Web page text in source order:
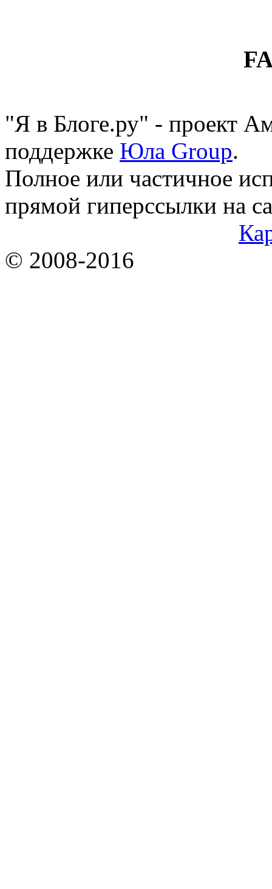
"Я в Блоге.ру" - проект
поддержке Юла Group.
Полное или частичное
прямой гиперссылки на
© 2008-2016